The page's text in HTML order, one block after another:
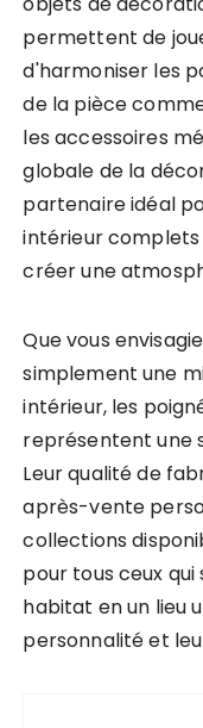
permettent de
d'harmoniser les
de la pièce
les accessoires
globale de la
partenaire idéal
intérieur
créer une
Que vous
simplement une
intérieur, les
représentent une
Leur qualité de
après-vente
collections
pour tous ceux
habitat en un lieu
personnalité et